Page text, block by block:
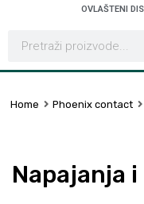
OVLAŠTENI
Home Phoenix contact
Napajanja i